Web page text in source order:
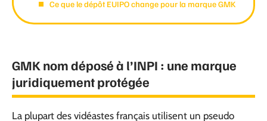
Ce que le dépôt EUIPO change pour la marque GMK
GMK nom déposé à l’INPI : une marque
juridiquement protégée
La plupart des vidéastes français utilisent un pseudo